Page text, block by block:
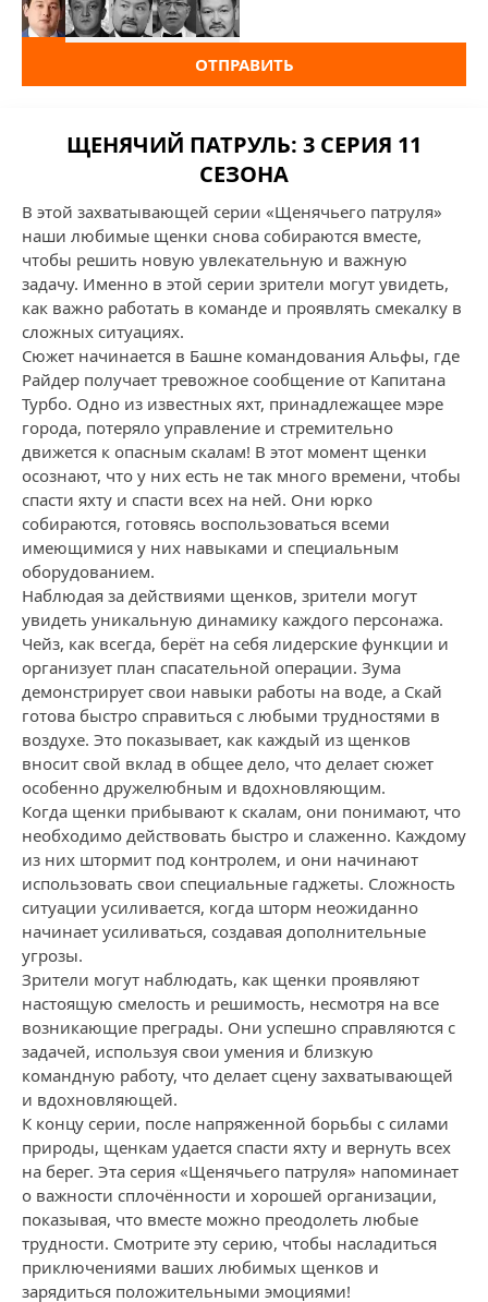
ОТПРАВИТЬ
ЩЕНЯЧИЙ ПАТРУЛЬ: 3 СЕРИЯ 11
СЕЗОНА
В этой захватывающей серии «Щенячьего патруля»
наши любимые щенки снова собираются вместе,
чтобы решить новую увлекательную и важную
задачу. Именно в этой серии зрители могут увидеть,
как важно работать в команде и проявлять смекалку в
сложных ситуациях.
Сюжет начинается в Башне командования Альфы, где
Райдер получает тревожное сообщение от Капитана
Турбо. Одно из известных яхт, принадлежащее мэре
города, потеряло управление и стремительно
движется к опасным скалам! В этот момент щенки
осознают, что у них есть не так много времени, чтобы
спасти яхту и спасти всех на ней. Они юрко
собираются, готовясь воспользоваться всеми
имеющимися у них навыками и специальным
оборудованием.
Наблюдая за действиями щенков, зрители могут
увидеть уникальную динамику каждого персонажа.
Чейз, как всегда, берёт на себя лидерские функции и
организует план спасательной операции. Зума
демонстрирует свои навыки работы на воде, а Скай
готова быстро справиться с любыми трудностями в
воздухе. Это показывает, как каждый из щенков
вносит свой вклад в общее дело, что делает сюжет
особенно дружелюбным и вдохновляющим.
Когда щенки прибывают к скалам, они понимают, что
необходимо действовать быстро и слаженно. Каждому
из них штормит под контролем, и они начинают
использовать свои специальные гаджеты. Сложность
ситуации усиливается, когда шторм неожиданно
начинает усиливаться, создавая дополнительные
угрозы.
Зрители могут наблюдать, как щенки проявляют
настоящую смелость и решимость, несмотря на все
возникающие преграды. Они успешно справляются с
задачей, используя свои умения и близкую
командную работу, что делает сцену захватывающей
и вдохновляющей.
К концу серии, после напряженной борьбы с силами
природы, щенкам удается спасти яхту и вернуть всех
на берег. Эта серия «Щенячьего патруля» напоминает
о важности сплочённости и хорошей организации,
показывая, что вместе можно преодолеть любые
трудности. Смотрите эту серию, чтобы насладиться
приключениями ваших любимых щенков и
зарядиться положительными эмоциями!